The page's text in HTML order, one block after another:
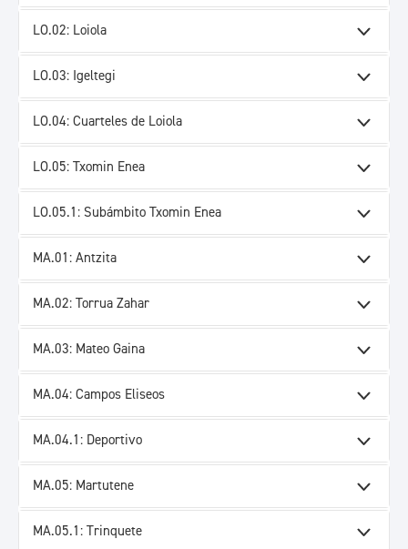
LO.02: Loiola
LO.03: Igeltegi
LO.04: Cuarteles de Loiola
LO.05: Txomin Enea
LO.05.1: Subámbito Txomin Enea
MA.01: Antzita
MA.02: Torrua Zahar
MA.03: Mateo Gaina
MA.04: Campos Eliseos
MA.04.1: Deportivo
MA.05: Martutene
MA.05.1: Trinquete